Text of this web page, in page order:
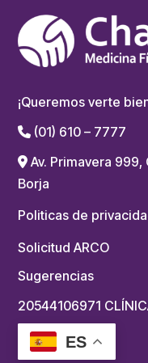
¡Queremos verte
(01) 610 – 7777
Av. Primavera 999,
Borja
Politicas de
Solicitud ARCO
Sugerencias
20544106971
ES